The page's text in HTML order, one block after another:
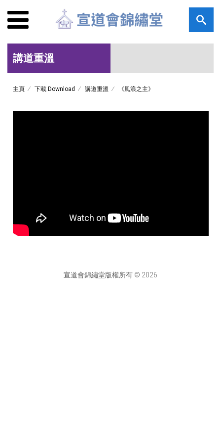
講道重溫
主頁 下載 Download 講道重溫 《風浪之主》
宣道會錦繡堂版權所有 © 2026